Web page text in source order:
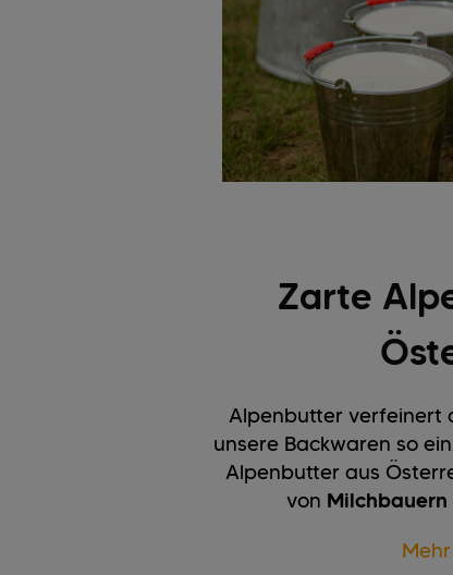
Zarte
Alpenbutter verfeinert
unsere Backwaren so
Alpenbutter aus
von